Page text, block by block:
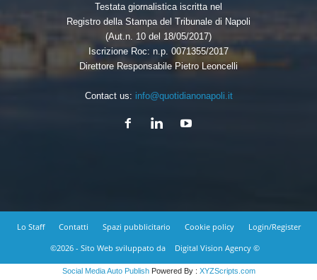
Testata giornalistica iscritta nel
Registro della Stampa del Tribunale di Napoli
(Aut.n. 10 del 18/05/2017)
Iscrizione Roc: n.p. 0071355/2017
Direttore Responsabile Pietro Leoncelli
Contact us: info@quotidianonapoli.it
Lo Staff Contatti Spazi pubblicitario Cookie policy
Login/Register
©2026 - Sito Web sviluppato da
Digital Vision Agency ©
Social Media Auto PublishPowered By : XYZScripts.com